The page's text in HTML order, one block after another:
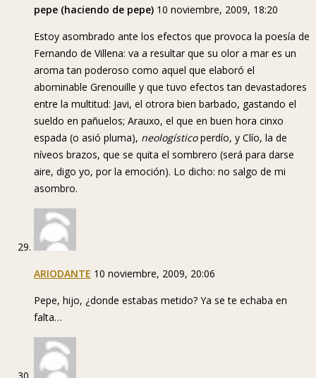
pepe (haciendo de pepe) 10 noviembre, 2009, 18:20
Estoy asombrado ante los efectos que provoca la poesía de
Fernando de Villena: va a resultar que su olor a mar es un
aroma tan poderoso como aquel que elaboró el
abominable Grenouille y que tuvo efectos tan devastadores
entre la multitud: Javi, el otrora bien barbado, gastando el
sueldo en pañuelos; Arauxo, el que en buen hora cinxo
espada (o asió pluma), neologísticoperdío, y Clío, la de
níveos brazos, que se quita el sombrero (será para darse
aire, digo yo, por la emoción). Lo dicho: no salgo de mi
asombro.
ARIODANTE 10 noviembre, 2009, 20:06
Pepe, hijo, ¿donde estabas metido? Ya se te echaba en
falta…